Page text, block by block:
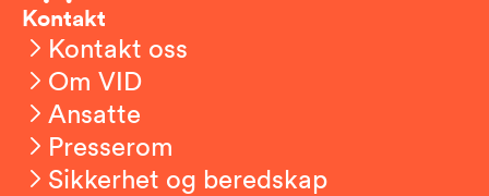
Kontakt
Kontakt oss
Om VID
Ansatte
Presserom
Sikkerhet og beredskap